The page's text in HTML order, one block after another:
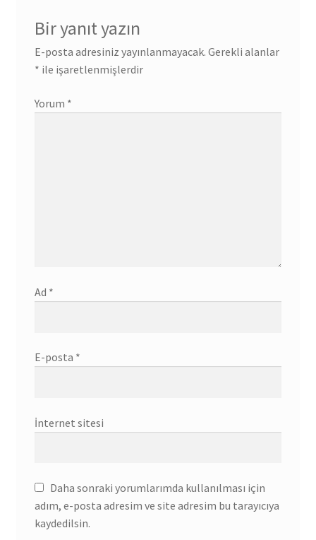
Bir yanıt yazın
E-posta adresiniz yayınlanmayacak. Gerekli alanlar
* ile işaretlenmişlerdir
Yorum *
Ad *
E-posta *
İnternet sitesi
Daha sonraki yorumlarımda kullanılması için
adım, e-posta adresim ve site adresim bu tarayıcıya
kaydedilsin.